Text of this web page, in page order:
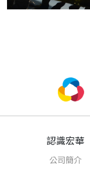
認識宏華
公司簡介